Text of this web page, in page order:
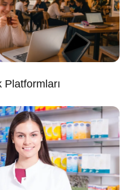
Platformları